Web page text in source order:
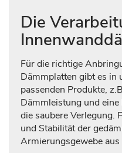
Die
Für die richtige
Dämmplatten gibt es in
passenden Produkte,
Dämmleistung und
die saubere Verlegung.
und Stabilität der
Armierungsgewebe aus